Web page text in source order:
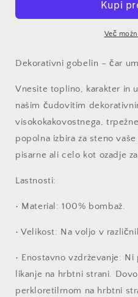
GM.45.15
Več
Dekorativni gobelin – čar
Vnesite toplino, karakter in
našim čudovitim
visokokakovostnega,
popolna izbira za steno
pisarne ali celo kot ozadje
Lastnosti:
• Material: 100% bombaž.
• Velikost: Na voljo v
• Enostavno vzdrževanje: Ni
likanje na hrbtni strani.
perkloretilrnom na hrbtni